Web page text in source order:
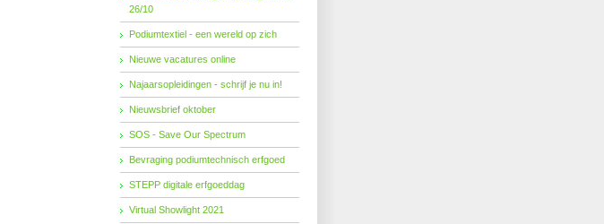
26/10
Podiumtextiel - een wereld op zich
Nieuwe vacatures online
Najaarsopleidingen - schrijf je nu in!
Nieuwsbrief oktober
SOS - Save Our Spectrum
Bevraging podiumtechnisch erfgoed
STEPP digitale erfgoeddag
Virtual Showlight 2021